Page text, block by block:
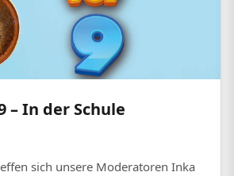
– In der Schule
sich unsere Moderatoren Inka